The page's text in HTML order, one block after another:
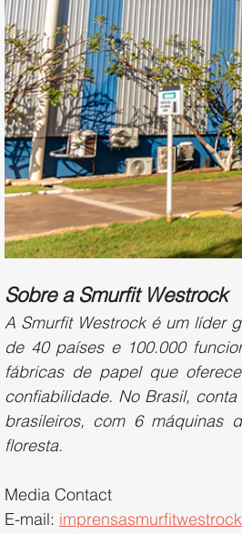
Sobre a Smurfit Westrock
A Smurfit Westrock é um líder
de 40 países e 100.000
fábricas de papel que
confiabilidade. No Brasil,
brasileiros, com 6 máquinas
floresta.
Media Contact
E-mail: